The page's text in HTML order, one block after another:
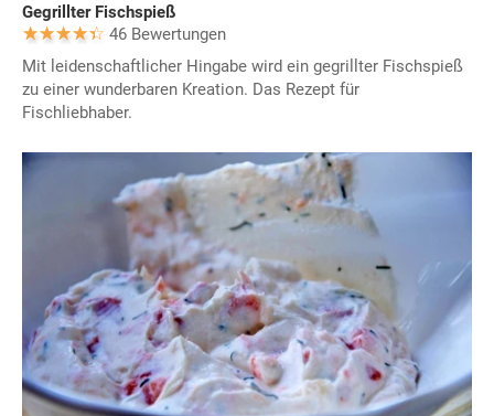
Gegrillter Fischspieß
46 Bewertungen
Mit leidenschaftlicher Hingabe wird ein gegrillter Fischspieß
zu einer wunderbaren Kreation. Das Rezept für
Fischliebhaber.